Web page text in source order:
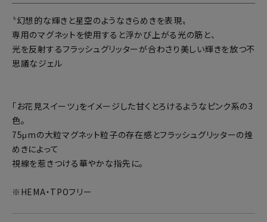
〝幻想的な輝きと星空のようなきらめきを表現〟
専用のマグネットを使用すると浮かび上がる光の筋と、
光を反射するフラッシュグリッターが合わさり美しい輝きを放つ不
思議なジェル
「お花見スイーツ」をイメージした甘くとろけるようなピンク系の3
色。
75μmの大粒マグネット粒子の存在感とフラッシュグリッターの煌
めきによって
視線を惹きつける華やかな指先に。
※HEMA・TPOフリー